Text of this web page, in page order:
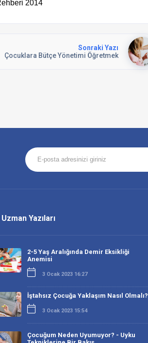
2014
Sonraki Yazı
Çocuklara Bütçe Yönetimi Öğretmek
Yazıları
2-5 Yaş Aralığında Demir Eksikliği
Anemisi
3 Ocak 2023 16:27
İştahsız Çocuğa Yaklaşım Nasıl Olmalı?
3 Ocak 2023 15:54
Çocuğum Neden Uyumuyor? - Uyku